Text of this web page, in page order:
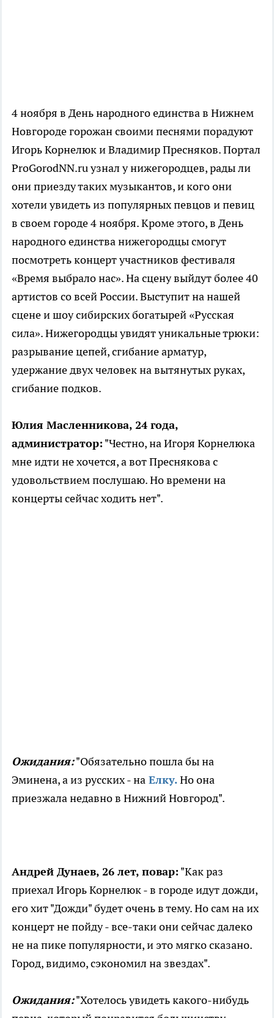
4 ноября в День народного единства в Нижнем
Новгороде горожан своими песнями порадуют
Игорь Корнелюк и Владимир Пресняков. Портал
ProGorodNN.ru узнал у нижегородцев, рады ли
они приезду таких музыкантов, и кого они
хотели увидеть из популярных певцов и певиц
в своем городе 4 ноября. Кроме этого, в День
народного единства нижегородцы смогут
посмотреть концерт участников фестиваля
«Время выбрало нас». На сцену выйдут более 40
артистов со всей России. Выступит на нашей
сцене и шоу сибирских богатырей «Русская
сила». Нижегородцы увидят уникальные трюки:
разрывание цепей, сгибание арматур,
удержание двух человек на вытянутых руках,
сгибание подков.
Юлия Масленникова, 24 года,
администратор: "Честно, на Игоря Корнелюка
мне идти не хочется, а вот Преснякова с
удовольствием послушаю. Но времени на
концерты сейчас ходить нет".
Ожидания:"Обязательно пошла бы на
Эминена, а из русских - на Елку.Но она
приезжала недавно в Нижний Новгород".
Андрей Дунаев, 26 лет, повар: "Как раз
приехал Игорь Корнелюк - в городе идут дожди,
его хит "Дожди" будет очень в тему. Но сам на их
концерт не пойду - все-таки они сейчас далеко
не на пике популярности, и это мягко сказано.
Город, видимо, сэкономил на звездах".
Ожидания:"Хотелось увидеть какого-нибудь